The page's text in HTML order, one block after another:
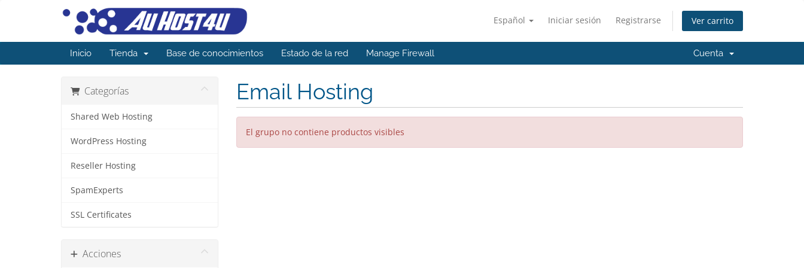
Español Iniciar sesión Registrarse Ver carrito
Inicio Tienda Base de conocimientos Estado de la red Manage Firewall Cuenta
Categorías
Shared Web Hosting
WordPress Hosting
Reseller Hosting
SpamExperts
SSL Certificates
Acciones
Email Hosting
El grupo no contiene productos visibles